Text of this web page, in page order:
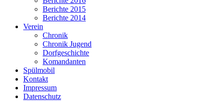
Berichte 2015
Berichte 2014
Verein
Chronik
Chronik Jugend
Dorfgeschichte
Komandanten
Spülmobil
Kontakt
Impressum
Datenschutz